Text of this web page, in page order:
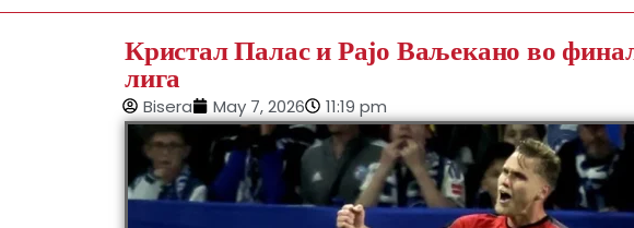
Кристал Палас и Рајо Ваљекано во
лига
Bisera May 7, 2026 11:19 pm